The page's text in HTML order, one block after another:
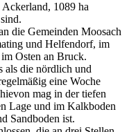
Ackerland, 1089 ha
die Gemeinden Moosach
und Helfendorf, im
Osten an Bruck.
als die nördlich und
eine Woche
mag in der tiefen
Lage und im Kalkboden
Sandboden ist.